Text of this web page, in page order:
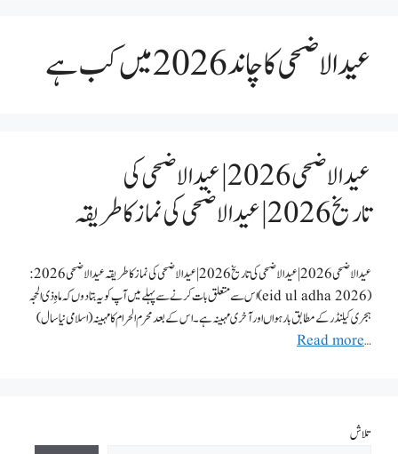
عیدالاضحی کا چاند 2026 میں کب ہے
عيد الاضحى 2026 | عيد الاضحى کی
تاریخ 2026 | عيد الاضحى کی نماز کا طریقہ
عيد الاضحى 2026 | عيد الاضحى کی تاریخ 2026 | عيد الاضحى کی نماز کا طریقہ عيد الاضحى 2026:
(eid ul adha 2026)اس سے متعلق بات کرنے سے پہلے میں آپ کو یہ بتادوں کہ ماہِ ذی الحجہ
ہجری کیلنڈر کے مطابق بارہواں اور آخری مہینہ ہے۔اس کے بعد محرم الحرام کا مہینہ (اسلامی نیاسال)
…
Read more
تلاش